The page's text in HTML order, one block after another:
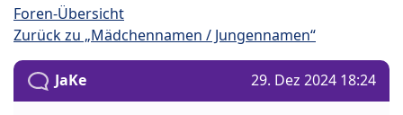
Foren-Übersicht
Zurück zu „Mädchennamen / Jungennamen“
JaKe 29. Dez 2024 18:24